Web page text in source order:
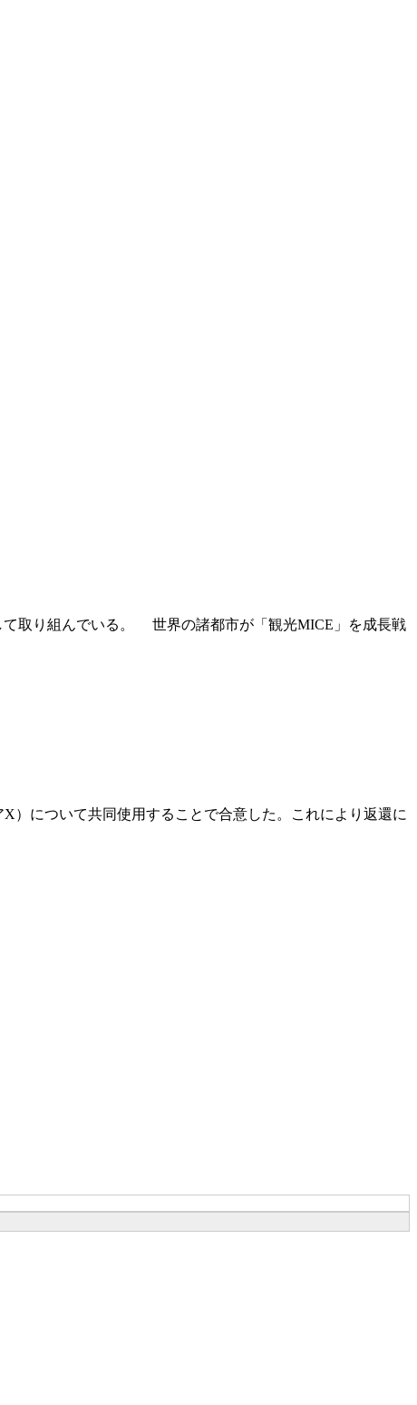
て取り組んでいる。 世界の諸都市が「観光MICE」を成長戦
）について共同使用することで合意した。これにより返還に